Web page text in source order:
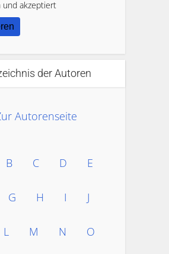
und akzeptiert
der Autoren
Autorenseite
B C D E
G H I J
L M N O